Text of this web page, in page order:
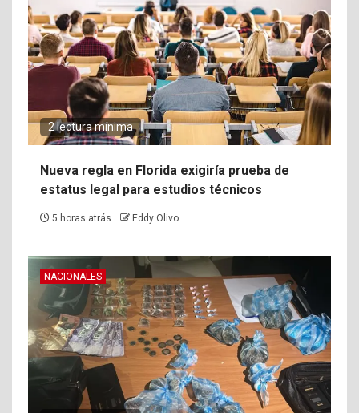
2 lectura mínima
Nueva regla en Florida exigiría prueba de
estatus legal para estudios técnicos
5 horas atrás Eddy Olivo
NACIONALES